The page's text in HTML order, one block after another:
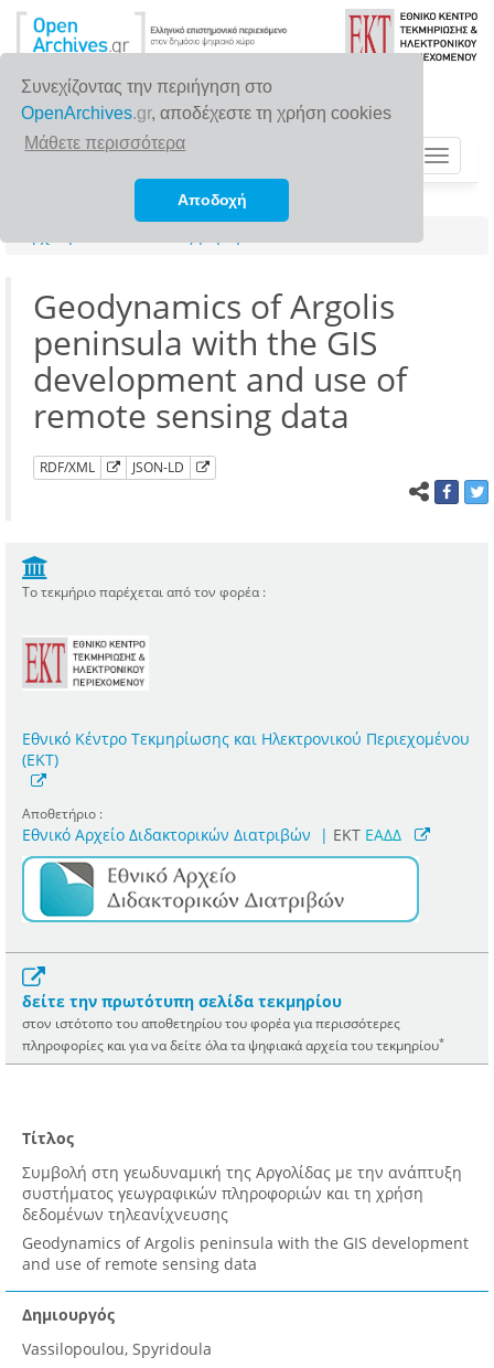
Συνεχίζοντας την περιήγηση στο
OpenArchives.gr, αποδέχεστε τη χρήση cookies
Μάθετε περισσότερα
Αποδοχή
Toggle
Geodynamics of Argolis
peninsula with the GIS
development and use of
remote sensing data
RDF/XML JSON-LD
Το τεκμήριο παρέχεται από τον φορέα :
Εθνικό Κέντρο Τεκμηρίωσης και Ηλεκτρονικού Περιεχομένου
(ΕΚΤ)
Αποθετήριο :
Εθνικό Αρχείο Διδακτορικών Διατριβών | ΕΚΤ ΕΑΔΔ
δείτε την πρωτότυπη σελίδα τεκμηρίου
στον ιστότοπο του αποθετηρίου του φορέα για περισσότερες
πληροφορίες και για να δείτε όλα τα ψηφιακά αρχεία του τεκμηρίου*
Τίτλος
Συμβολή στη γεωδυναμική της Αργολίδας με την ανάπτυξη
συστήματος γεωγραφικών πληροφοριών και τη χρήση
δεδομένων τηλεανίχνευσης
Geodynamics of Argolis peninsula with the GIS development
and use of remote sensing data
Δημιουργός
Vassilopoulou, Spyridoula